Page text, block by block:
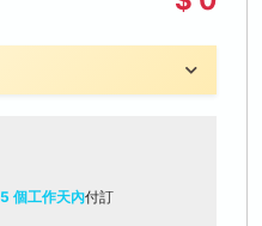
5 個工作天內付訂